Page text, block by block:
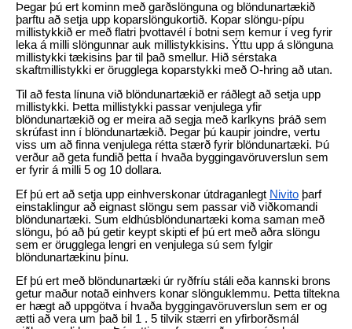
Þegar þú ert kominn með garðslönguna og blöndunartækið
þarftu að setja upp koparslöngukortið. Kopar slöngu-pípu
millistykkið er með flatri þvottavél í botni sem kemur í veg fyrir
leka á milli slöngunnar auk millistykkisins. Ýttu upp á slönguna
millistykki tækisins þar til það smellur. Hið sérstaka
skaftmillistykki er örugglega koparstykki með O-hring að utan.
Til að festa línuna við blöndunartækið er ráðlegt að setja upp
millistykki. Þetta millistykki passar venjulega yfir
blöndunartækið og er meira að segja með karlkyns þráð sem
skrúfast inn í blöndunartækið. Þegar þú kaupir joindre, vertu
viss um að finna venjulega rétta stærð fyrir blöndunartæki. Þú
verður að geta fundið þetta í hvaða byggingavöruverslun sem
er fyrir á milli 5 og 10 dollara.
Ef þú ert að setja upp einhverskonar útdraganlegt Nivito þarf
einstaklingur að eignast slöngu sem passar við viðkomandi
blöndunartæki. Sum eldhúsblöndunartæki koma saman með
slöngu, þó að þú getir keypt skipti ef þú ert með aðra slöngu
sem er örugglega lengri en venjulega sú sem fylgir
blöndunartækinu þínu.
Ef þú ert með blöndunartæki úr ryðfríu stáli eða kannski brons
getur maður notað einhvers konar slönguklemmu. Þetta tiltekna
er hægt að uppgötva í hvaða byggingavöruverslun sem er og
ætti að vera um það bil 1 . 5 tilvik stærri en yfirborðsmál